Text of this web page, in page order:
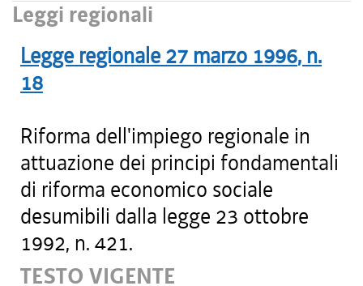
Leggi regionali
Legge regionale 27 marzo 1996, n.
18
Riforma dell'impiego regionale in
attuazione dei principi fondamentali
di riforma economico sociale
desumibili dalla legge 23 ottobre
1992, n. 421.
TESTO VIGENTE